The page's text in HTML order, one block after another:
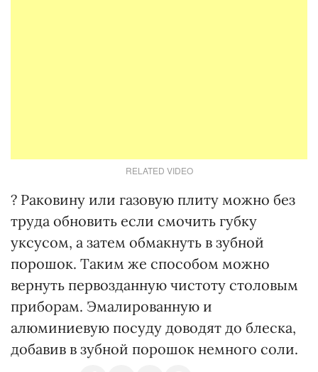
RELATED VIDEO
? Раковину или газовую плиту можно без
труда обновить если смочить губку
уксусом, а затем обмакнуть в зубной
порошок. Таким же способом можно
вернуть первозданную чистоту столовым
приборам. Эмалированную и
алюминиевую посуду доводят до блеска,
добавив в зубной порошок немного соли.